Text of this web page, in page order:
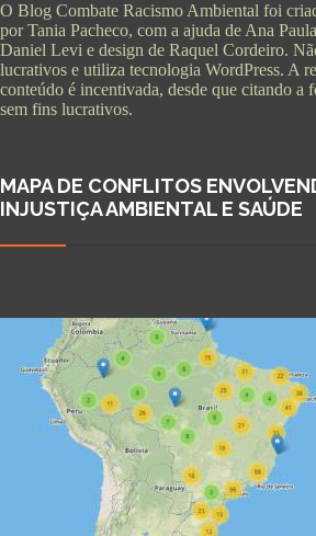
O Blog Combate Racismo Ambiental foi
por Tania Pacheco, com a ajuda de Ana
Daniel Levi e design de Raquel Cordeiro.
lucrativos e utiliza tecnologia WordPress. A
conteúdo é incentivada, desde que citando a
sem fins lucrativos.
MAPA DE CONFLITOS
INJUSTIÇA AMBIENTAL E SAÚDE